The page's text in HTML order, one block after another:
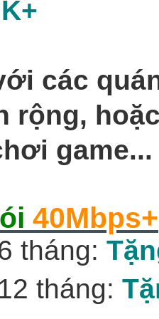
các
rộng,
game...
40Mbps+
tháng:
tháng: